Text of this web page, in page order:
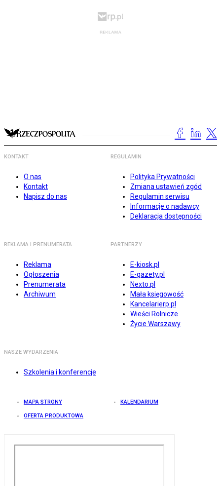
KONTAKT
O nas
Kontakt
Napisz do nas
REGULAMIN
Polityka Prywatności
Zmiana ustawień zgód
Regulamin serwisu
Informacje o nadawcy
Deklaracja dostępności
REKLAMA I PRENUMERATA
Reklama
Ogłoszenia
Prenumerata
Archiwum
PARTNERZY
E-kiosk.pl
E-gazety.pl
Nexto.pl
Mała księgowość
Kancelarierp.pl
Wieści Rolnicze
Życie Warszawy
NASZE WYDARZENIA
Szkolenia i konferencje
MAPA STRONY KALENDARIUM
OFERTA PRODUKTOWA